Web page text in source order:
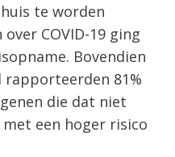
te worden
COVID-19 ging
Bovendien
rapporteerden 81%
die dat niet
met een hoger risico